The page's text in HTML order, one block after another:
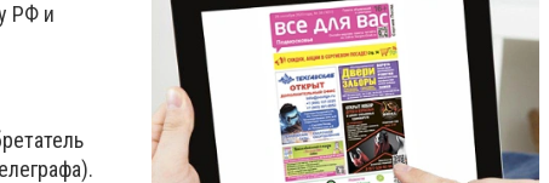
РФ и